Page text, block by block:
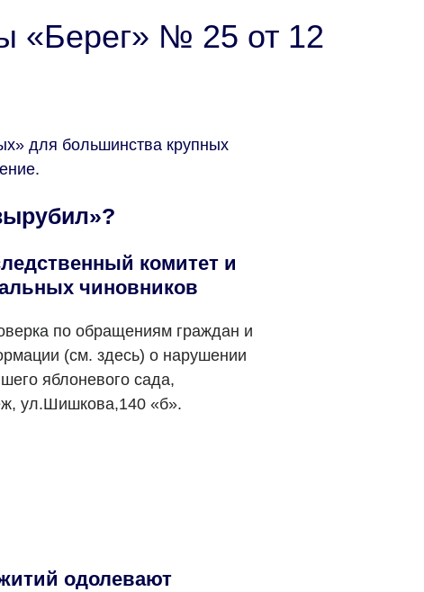
«Берег» № 25 от 12
для большинства крупных
комитет и
чиновников
по обращениям граждан и
(см. здесь) о нарушении
яблоневого сада,
ул.Шишкова,140 «б».
одолевают